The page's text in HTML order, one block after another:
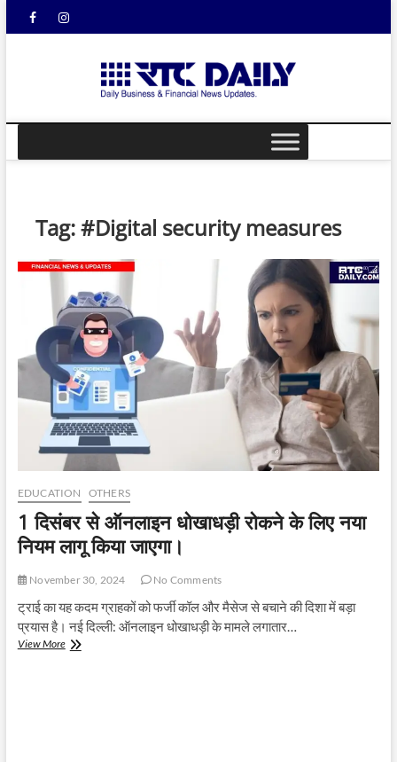
FacebookInstagram
DAILY
Tag:#Digital security measures
EDUCATION OTHERS
1 दिसंबर से ऑनलाइन धोखाधड़ी रोकने के लिए नया
नियम लागू किया जाएगा।
November 30, 2024 No Comments
ट्राई का यह कदम ग्राहकों को फर्जी कॉल और मैसेज से बचाने की दिशा में बड़ा
प्रयास है। नई दिल्ली: ऑनलाइन धोखाधड़ी के मामले लगातार…
View More1